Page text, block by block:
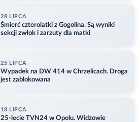
28 LIPCA
Śmierć czterolatki z Gogolina. Są wyniki
sekcji zwłok i zarzuty dla matki
25 LIPCA
Wypadek na DW 414 w Chrzelicach. Droga
jest zablokowana
18 LIPCA
25-lecie TVN24 w Opolu. Widzowie